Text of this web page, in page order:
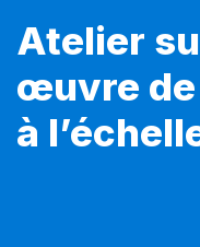
Atelier
œuvre de
à